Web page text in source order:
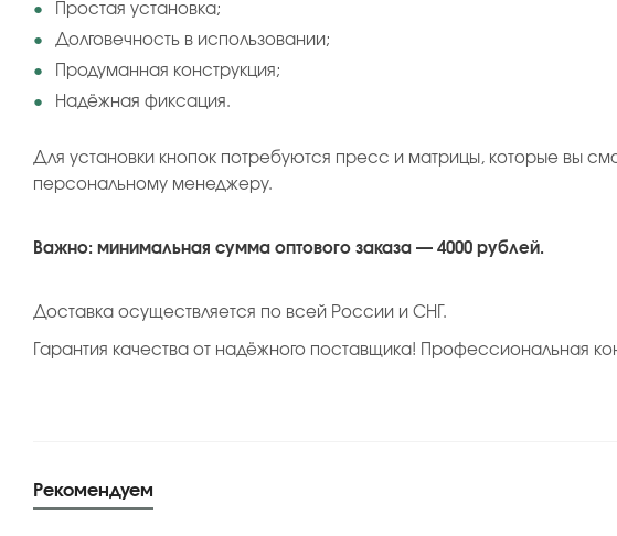
Простая установка;
Долговечность в использовании;
Продуманная конструкция;
Надёжная фиксация.
Для установки кнопок потребуются пресс и матрицы, которые вы
персональному менеджеру.
Важно: минимальная сумма оптового заказа — 4000 рублей.
Доставка осуществляется по всей России и СНГ.
Гарантия качества от надёжного поставщика! Профессиональная
Рекомендуем